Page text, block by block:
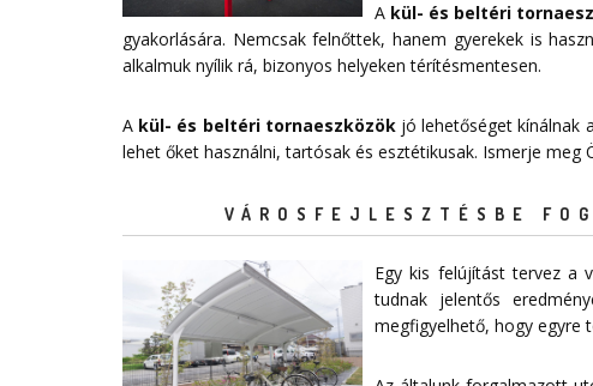
A kül- és beltéri
gyakorlására. Nemcsak felnőttek, hanem gyerekek is
alkalmuk nyílik rá, bizonyos helyeken térítésmentesen.
A kül- és beltéri tornaeszközökjó lehetőséget kínálnak
lehet őket használni, tartósak és esztétikusak. Ismerje meg
VÁROSFEJLESZTÉSBE
Egy kis felújítást tervez a
tudnak jelentős
megfigyelhető, hogy egyre